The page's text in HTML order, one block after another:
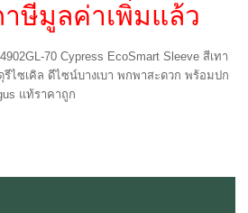
ษีมูลค่าเพิ่มแล้ว
70 Cypress EcoSmart Sleeve สีเทา
ไซเคิล ดีไซน์บางเบา พกพาสะดวก พร้อมปก
แท้ราคาถูก